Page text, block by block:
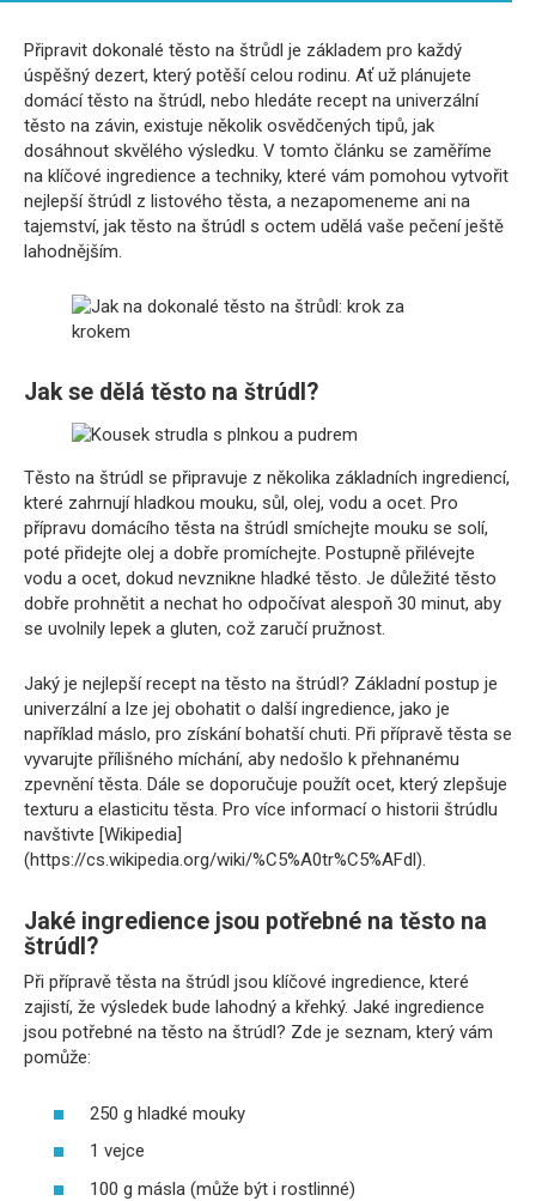
Připravit dokonalé těsto na štrůdl je základem pro každý
úspěšný dezert, který potěší celou rodinu. Ať už plánujete
domácí těsto na štrúdl, nebo hledáte recept na univerzální
těsto na závin, existuje několik osvědčených tipů, jak
dosáhnout skvělého výsledku. V tomto článku se zaměříme
na klíčové ingredience a techniky, které vám pomohou vytvořit
nejlepší štrúdl z listového těsta, a nezapomeneme ani na
tajemství, jak těsto na štrúdl s octem udělá vaše pečení ještě
lahodnějším.
Jak se dělá těsto na štrúdl?
Těsto na štrúdl se připravuje z několika základních ingrediencí,
které zahrnují hladkou mouku, sůl, olej, vodu a ocet. Pro
přípravu domácího těsta na štrúdl smíchejte mouku se solí,
poté přidejte olej a dobře promíchejte. Postupně přilévejte
vodu a ocet, dokud nevznikne hladké těsto. Je důležité těsto
dobře prohnětit a nechat ho odpočívat alespoň 30 minut, aby
se uvolnily lepek a gluten, což zaručí pružnost.
Jaký je nejlepší recept na těsto na štrúdl? Základní postup je
univerzální a lze jej obohatit o další ingredience, jako je
například máslo, pro získání bohatší chuti. Při přípravě těsta se
vyvarujte přílišného míchání, aby nedošlo k přehnanému
zpevnění těsta. Dále se doporučuje použít ocet, který zlepšuje
texturu a elasticitu těsta. Pro více informací o historii štrúdlu
navštivte [Wikipedia]
(https://cs.wikipedia.org/wiki/%C5%A0tr%C5%AFdl).
Jaké ingredience jsou potřebné na těsto na
štrúdl?
Při přípravě těsta na štrúdl jsou klíčové ingredience, které
zajistí, že výsledek bude lahodný a křehký. Jaké ingredience
jsou potřebné na těsto na štrúdl? Zde je seznam, který vám
pomůže:
250 g hladké mouky
1 vejce
100 g másla (může být i rostlinné)